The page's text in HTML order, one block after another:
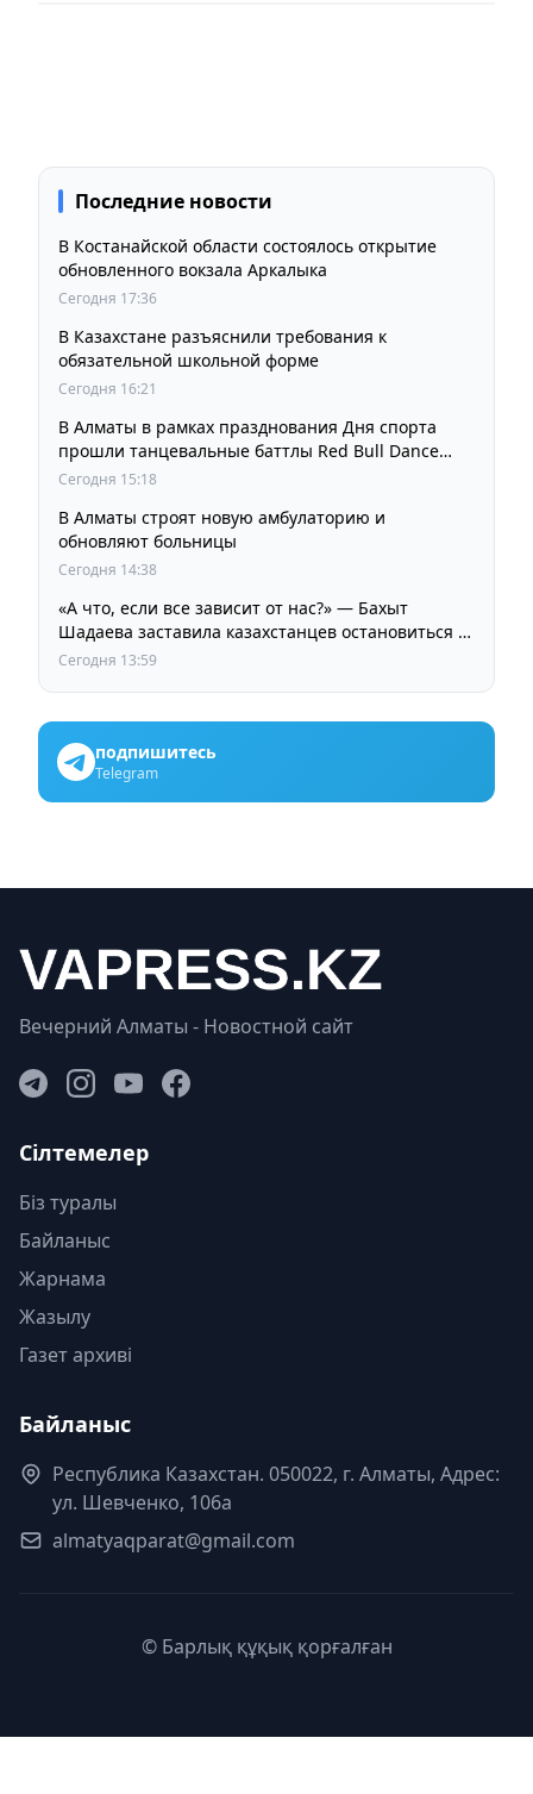
Последние новости
В Костанайской области состоялось открытие
обновленного вокзала Аркалыка
Сегодня 17:36
В Казахстане разъяснили требования к
обязательной школьной форме
Сегодня 16:21
В Алматы в рамках празднования Дня спорта
прошли танцевальные баттлы Red Bull Dance
Your Style
Сегодня 15:18
В Алматы строят новую амбулаторию и
обновляют больницы
Сегодня 14:38
«А что, если все зависит от нас?» — Бахыт
Шадаева заставила казахстанцев остановиться и
задуматься
Сегодня 13:59
подпишитесь
Telegram
Вечерний Алматы - Новостной сайт
Сілтемелер
Біз туралы
Байланыс
Жарнама
Жазылу
Газет архиві
Байланыс
Республика Казахстан. 050022, г. Алматы, Адрес:
ул. Шевченко, 106а
almatyaqparat@gmail.com
© Барлық құқық қорғалған